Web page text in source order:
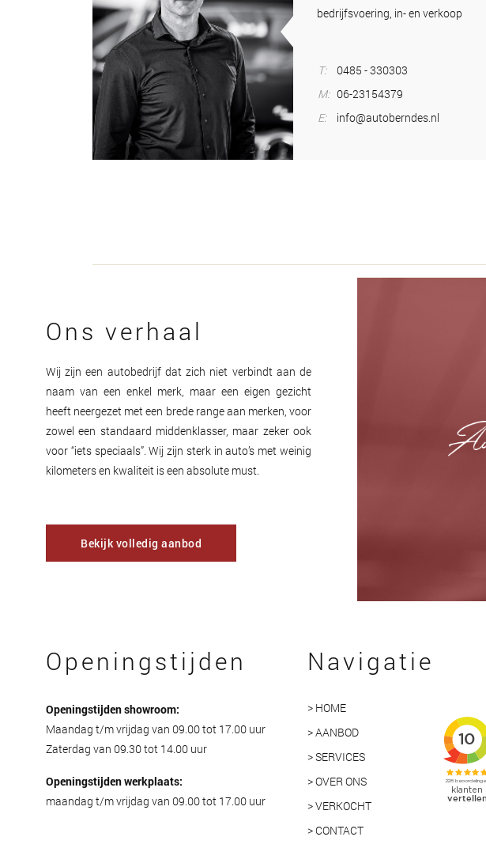
bedrijfsvoering, in- en verkoop
T:
0485 - 330303
M: 06-23154379
E:
info@autoberndes.nl
Ons verhaal
Wij zijn een autobedrijf dat zich niet verbindt aan de
naam van een enkel merk, maar een eigen gezicht
heeft neergezet met een brede range aan merken, voor
zowel een standaard middenklasser, maar zeker ook
voor “iets speciaals”. Wij zijn sterk in auto’s met weinig
kilometers en kwaliteit is een absolute must.
Bekijk volledig aanbod
Openingstijden
Openingstijden showroom:
Maandag t/m vrijdag van 09.00 tot 17.00 uur
Zaterdag van 09.30 tot 14.00 uur
Openingstijden werkplaats:
maandag t/m vrijdag van 09.00 tot 17.00 uur
Navigatie
> HOME
> AANBOD
> SERVICES
> OVER ONS
> VERKOCHT
> CONTACT